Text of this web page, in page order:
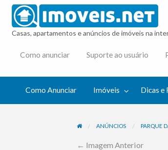
Casas, apartamentos e anúncios de imóveis na
Como anunciar Suporte ao usuário
Como Anunciar Imóveis Dicas e
ANÚNCIOS PARQUE
← Imagem Anterior